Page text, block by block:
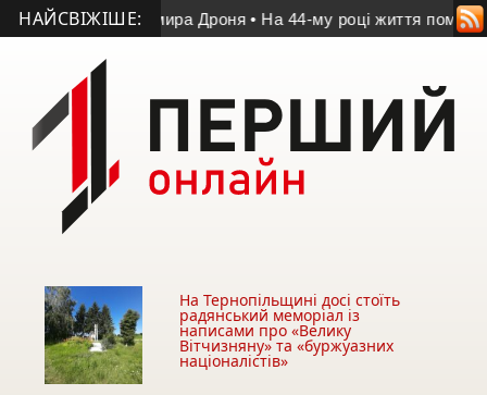
НАЙСВІЖІШЕ:
Володимира Дроня • На 44-му році життя помер учасник
На Тернопільщині досі стоїть
радянський меморіал із
написами про «Велику
Вітчизняну» та «буржуазних
націоналістів»